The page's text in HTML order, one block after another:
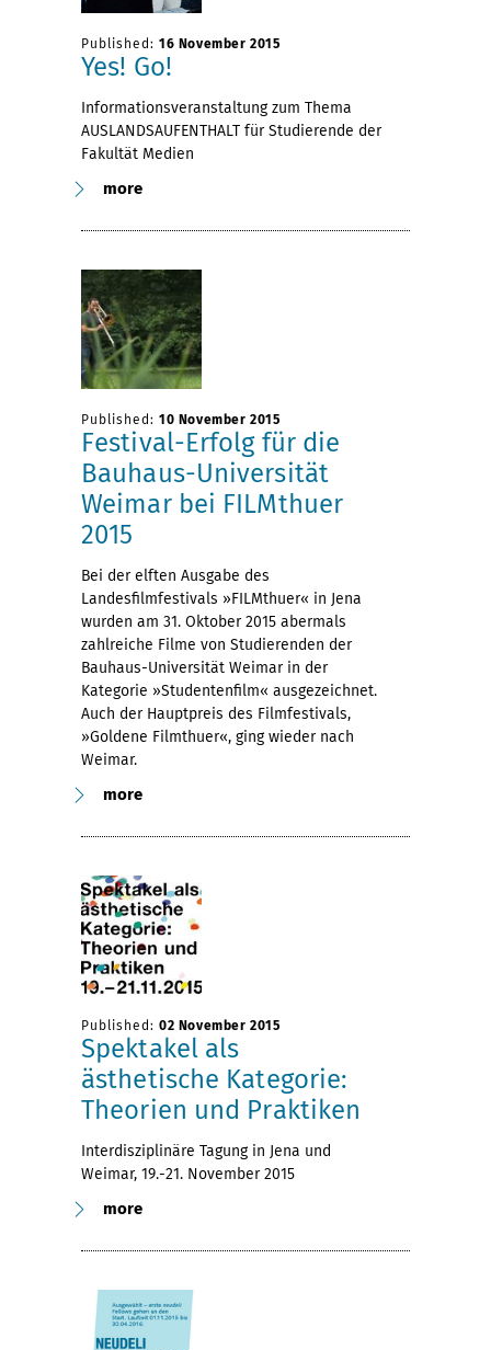
Published: 16 November 2015
Yes! Go!
Informationsveranstaltung zum Thema
AUSLANDSAUFENTHALT für Studierende der
Fakultät Medien
more
Published: 10 November 2015
Festival-Erfolg für die
Bauhaus-Universität
Weimar bei FILMthuer
2015
Bei der elften Ausgabe des
Landesfilmfestivals »FILMthuer« in Jena
wurden am 31. Oktober 2015 abermals
zahlreiche Filme von Studierenden der
Bauhaus-Universität Weimar in der
Kategorie »Studentenfilm« ausgezeichnet.
Auch der Hauptpreis des Filmfestivals,
»Goldene Filmthuer«, ging wieder nach
Weimar.
more
Published: 02 November 2015
Spektakel als
ästhetische Kategorie:
Theorien und Praktiken
Interdisziplinäre Tagung in Jena und
Weimar, 19.-21. November 2015
more